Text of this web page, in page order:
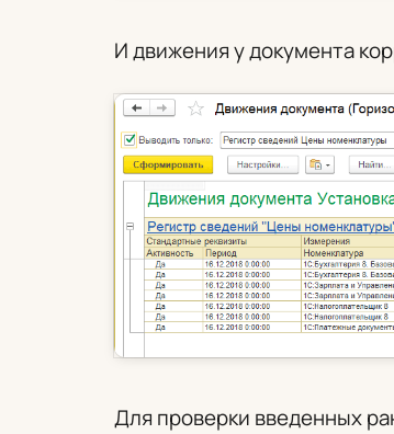
И движения у документа
Для проверки введенных